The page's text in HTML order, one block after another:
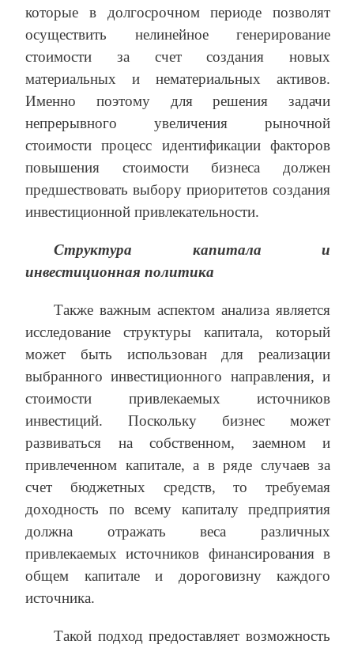
которые в долгосрочном периоде позволят
осуществить нелинейное генерирование
стоимости за счет создания новых
материальных и нематериальных активов.
Именно поэтому для решения задачи
непрерывного увеличения рыночной
стоимости процесс идентификации факторов
повышения стоимости бизнеса должен
предшествовать выбору приоритетов создания
инвестиционной привлекательности.
Структура капитала и
инвестиционная политика
Также важным аспектом анализа является
исследование структуры капитала, который
может быть использован для реализации
выбранного инвестиционного направления, и
стоимости привлекаемых источников
инвестиций. Поскольку бизнес может
развиваться на собственном, заемном и
привлеченном капитале, а в ряде случаев за
счет бюджетных средств, то требуемая
доходность по всему капиталу предприятия
должна отражать веса различных
привлекаемых источников финансирования в
общем капитале и дороговизну каждого
источника.
Такой подход предоставляет возможность